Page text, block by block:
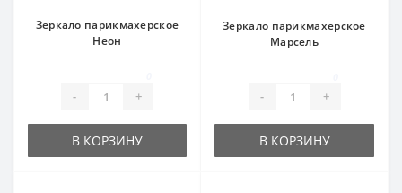
Зеркало парикмахерское
Неон
- +
В КОРЗИНУ
Зеркало парикмахерское
Марсель
- +
В КОРЗИНУ